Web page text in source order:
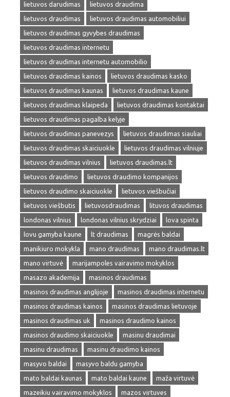
lietuvos darudimas
lietuvos draudima
lietuvos draudimas
lietuvos draudimas automobiliui
lietuvos draudimas gyvybes draudimas
lietuvos draudimas internetu
lietuvos draudimas internetu automobilio
lietuvos draudimas kainos
lietuvos draudimas kasko
lietuvos draudimas kaunas
lietuvos draudimas kaune
lietuvos draudimas klaipeda
lietuvos draudimas kontaktai
lietuvos draudimas pagalba kelyje
lietuvos draudimas panevezys
lietuvos draudimas siauliai
lietuvos draudimas skaiciuokle
lietuvos draudimas vilniuje
lietuvos draudimas vilnius
lietuvos draudimas.lt
lietuvos draudimo
lietuvos draudimo kompanijos
lietuvos draudimo skaiciuokle
lietuvos viešbučiai
lietuvos viešbutis
lietuvosdraudimas
lituvos draudimas
londonas vilnius
londonas vilnius skrydziai
lova spinta
lovu gamyba kaune
lt draudimas
magrės baldai
manikiuro mokykla
mano draudimas
mano draudimas.lt
mano virtuvė
marijampoles vairavimo mokyklos
masazo akademija
masinos draudimas
masinos draudimas anglijoje
masinos draudimas internetu
masinos draudimas kainos
masinos draudimas lietuvoje
masinos draudimas uk
masinos draudimo kainos
masinos draudimo skaiciuokle
masinu draudimai
masinu draudimas
masinu draudimo kainos
masyvo baldai
masyvo baldu gamyba
mato baldai kaunas
mato baldai kaune
maža virtuvė
mazeikiu vairavimo mokyklos
mazos virtuves